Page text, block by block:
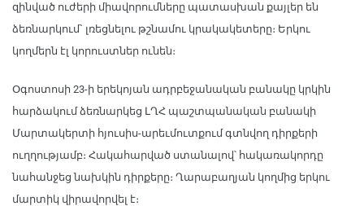
զինված ուժերի միավորումները պատասխան քայլեր են
ձեռնարկում` լռեցնելու թշնամու կրակակետերը։ Երկու
կողմերն էլ կորուստներ ունեն։
Օգոստոսի 23-ի երեկոյան ադրբեջանական բանակը կրկին
հարձակում ձեռնարկեց ԼՂՀ պաշտպանական բանակի
Մարտակերտի հյուսիս-արեւմուտքում գտնվող դիրքերի
ուղղությամբ։ Հակահարված ստանալով՝ հակառակորդը
նահանջեց նախկին դիրքերը։ Ղարաբաղյան կողմից երկու
մարտիկ վիրավորվել է։